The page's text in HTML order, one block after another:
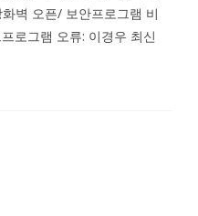
벽 오픈/ 보안프로그램 비
로그램 오류: 이경우 최신